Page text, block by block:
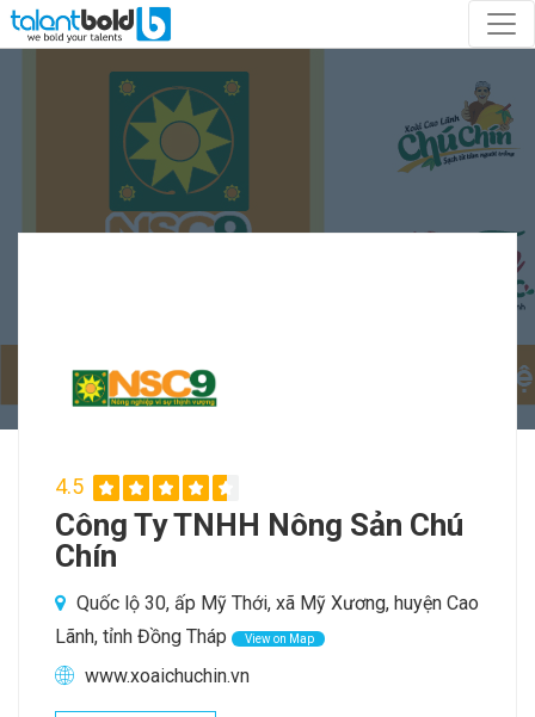
4.5
Công Ty TNHH Nông Sản Chú
Chín
Quốc lộ 30, ấp Mỹ Thới, xã Mỹ Xương, huyện Cao
Lãnh, tỉnh Đồng Tháp
View on Map
www.xoaichuchin.vn